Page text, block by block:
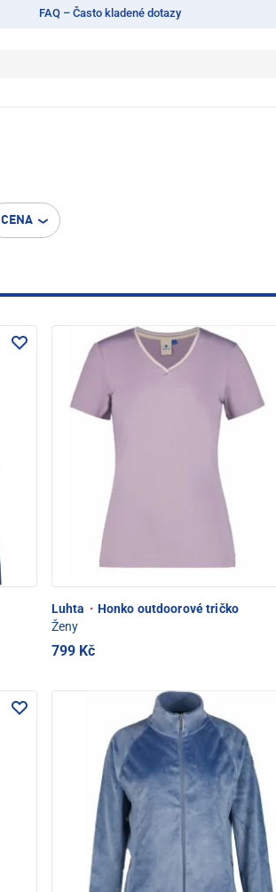
FAQ – Často kladené dotazy
CENA
Luhta · Honko outdoorové tričko
Ženy
799 Kč